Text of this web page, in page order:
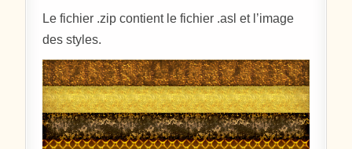
Le fichier .zip contient le fichier .asl et l’image
des styles.